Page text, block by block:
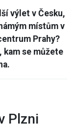
výlet v Česku,
místům v
Prahy?
kam se můžete
Plzni